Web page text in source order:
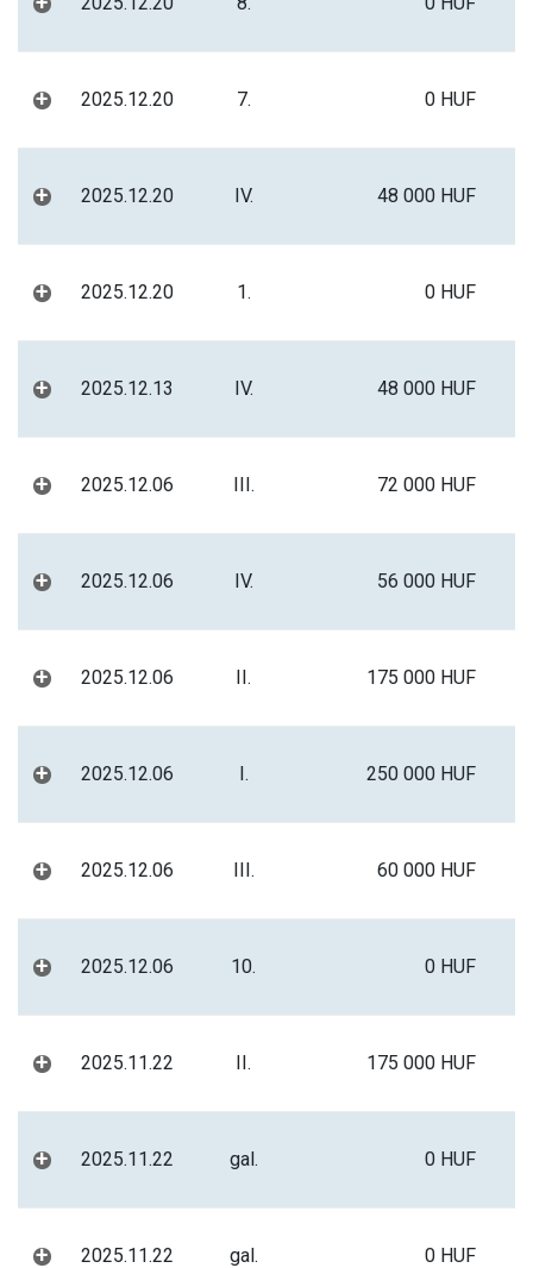
+ 2025.12.20 7. 0 HUF
+ 2025.12.20 IV. 48 000 HUF
+ 2025.12.20 1. 0 HUF
+ 2025.12.13 IV. 48 000 HUF
+ 2025.12.06 III. 72 000 HUF
+ 2025.12.06 IV. 56 000 HUF
+ 2025.12.06 II. 175 000 HUF
+ 2025.12.06 I. 250 000 HUF
+ 2025.12.06 III. 60 000 HUF
+ 2025.12.06 10. 0 HUF
+ 2025.11.22 II. 175 000 HUF
+ 2025.11.22 gal. 0 HUF
+ 2025.11.22 gal. 0 HUF